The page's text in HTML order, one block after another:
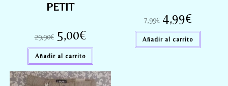
PETIT
29,90€ 5,00€
Añadir al carrito
7,99€ 4,99€
Añadir al carrito